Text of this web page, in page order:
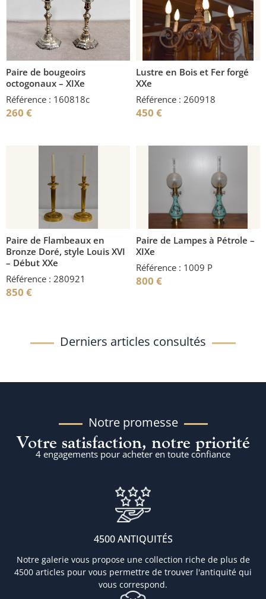
Paire de bougeoirs
octogonaux – XIXe
Référence : 160818c
260 €
Lustre en Bois et Fer forgé
XXe
Référence : 260918
450 €
Paire de Flambeaux en
Bronze Doré, style Louis XVI
– Début XXe
Référence : 280921
850 €
Paire de Lampes à Pétrole –
XIXe
Référence : 1009 P
800 €
Derniers articles consultés
Notre promesse
Votre satisfaction, notre priorité
4 engagements pour acheter en toute confiance
4500 ANTIQUITÉS
Notre galerie vous propose une collection riche de plus de
4500 articles pour vous permettre de trouver l'antiquité qui
vous correspond.